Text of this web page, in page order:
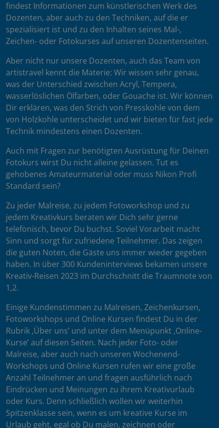
findest Informationen zum künstlerischen Werk des
Dozenten, aber auch zu den Techniken, auf die er
spezialisiert ist und zu den Inhalten seines Mal-,
Zeichen- oder Fotokurses auf unseren Dozentenseiten.
Aber nicht nur unsere Dozenten, auch das Team von
artistravel kennt die Materie: Wir wissen sehr genau,
was der Unterschied zwischen Acryl, Tempera,
wasserlöslichen Ölfarben, oder Gouache ist. Wir können
Dir erklären, was den Strich von Presskohle von dem
von Holzkohle unterscheidet und wir bieten für fast jede
Technik mindestens einen Dozenten.
Auch mit Fragen zur benötigten Ausrüstung für Deinen
Fotokurs wirst Du nicht alleine gelassen. Tut es
gehobenes Amateurmaterial oder muss Nikon Profi
Standard sein?
Zu jeder Malreise, zu jedem Fotoworkshop und zu
jedem Kreativkurs beraten wir Dich sehr gerne
telefonisch, bevor Du buchst. Soviel Vorarbeit macht
Sinn und sorgt für zufriedene Teilnehmer. Das zeigen
die guten Noten, die Gäste uns immer wieder gegeben
haben. In über 300 Kundeninterviews bekamen unsere
Kreativ-Reisen 2023 im Durchschnitt die Traumnote von
1,2.
Einige Kundenstimmen zu Malreisen, Zeichenkursen,
Fotoworkshops und Online Kursen findest Du in der
Rubrik ‚Über uns’ und unter dem Menüpunkt ‚Online-
Kurse’ auf diesen Seiten. Nach jeder Foto- oder
Malreise, aber auch nach unseren Wochenend-
Workshops und Online Kursen rufen wir eine große
Anzahl Teilnehmer an und fragen ausführlich nach
Eindrücken und Meinungen zu ihrem Kreativurlaub
oder Kurs. Denn schließlich wollen wir weiterhin
Spitzenklasse sein, wenn es um kreative Kurse im
Urlaub geht, egal ob Du malen, zeichnen oder